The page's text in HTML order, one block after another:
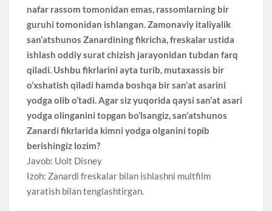
nafar rassom tomonidan emas, rassomlarning bir
guruhi tomonidan ishlangan. Zamonaviy italiyalik
san’atshunos Zanardining fikricha, freskalar ustida
ishlash oddiy surat chizish jarayonidan tubdan farq
qiladi. Ushbu fikrlarini ayta turib, mutaxassis bir
o‘xshatish qiladi hamda boshqa bir san’at asarini
yodga olib o‘tadi. Agar siz yuqorida qaysi san’at asari
yodga olinganini topgan bo‘lsangiz, san’atshunos
Zanardi fikrlarida kimni yodga olganini topib
berishingiz lozim?
Javob: Uolt Disney
Izoh: Zanardi freskalar bilan ishlashni multfilm
yaratish bilan tenglashtirgan.